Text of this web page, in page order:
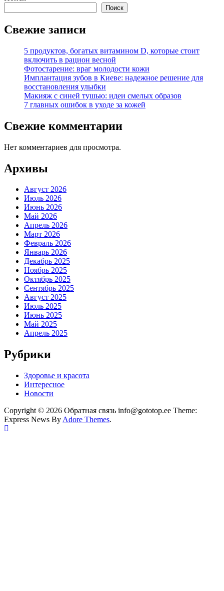
Поиск
Свежие записи
5 продуктов, богатых витамином D, которые стоит
включить в рацион весной
Фотостарение: враг молодости кожи
Имплантация зубов в Киеве: надежное решение для
восстановления улыбки
Макияж с синей тушью: идеи смелых образов
7 главных ошибок в уходе за кожей
Свежие комментарии
Нет комментариев для просмотра.
Архивы
Август 2026
Июль 2026
Июнь 2026
Май 2026
Апрель 2026
Март 2026
Февраль 2026
Январь 2026
Декабрь 2025
Ноябрь 2025
Октябрь 2025
Сентябрь 2025
Август 2025
Июль 2025
Июнь 2025
Май 2025
Апрель 2025
Рубрики
Здоровье и красота
Интересное
Новости
Copyright © 2026 Обратная связь info@gototop.ee Theme:
Express News By Adore Themes.